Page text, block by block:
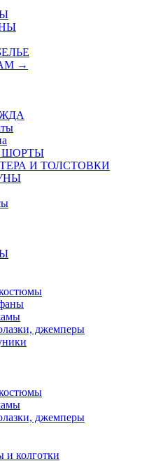
→
ШОРТЫ
И ТОЛСТОВКИ
джемперы
джемперы
и колготки